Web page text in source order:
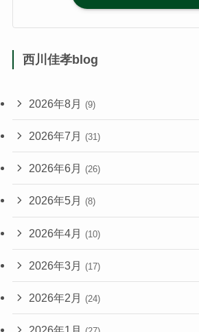
西川佳孝blog
2026年8月 (9)
2026年7月 (31)
2026年6月 (26)
2026年5月 (8)
2026年4月 (10)
2026年3月 (17)
2026年2月 (24)